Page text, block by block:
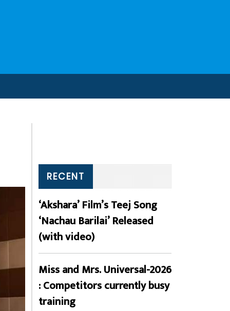
RECENT
‘Akshara’ Film’s Teej Song
‘Nachau Barilai’ Released
(with video)
Miss and Mrs. Universal-2026
: Competitors currently busy
training